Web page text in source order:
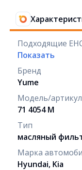
Подходящие
Показать
Бренд
Yume
Модель/артикул
71 4054 M
Тип
масляный
Марка
Hyundai, Kia